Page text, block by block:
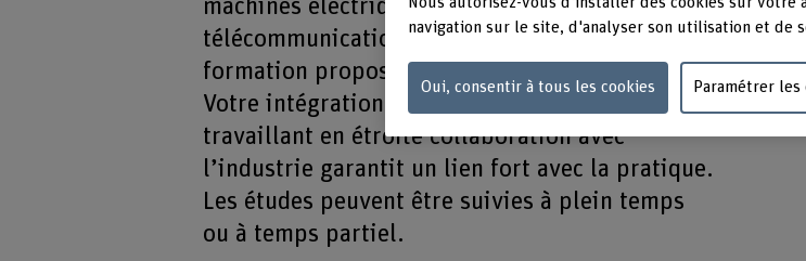
machines électriques, réseaux de
télécommunications, systèmes embarqués: la
formation propose un large éventail de sujets.
Votre intégration dans une unité de recherche
travaillant en étroite collaboration avec
l’industrie garantit un lien fort avec la pratique.
Les études peuvent être suivies à plein temps
ou à temps partiel.
aperçu
navigation sur le site, d'analyser son utilisation et de
Oui, consentir à tous les cookies Paramétrer les